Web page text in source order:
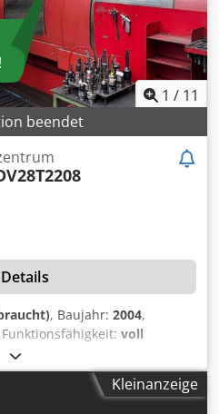
1 / 11
beendet
Details
, Baujahr: 2004,
Funktionsfähigkeit: voll
X-Achse:
, Verfahrweg Z-Achse:800
TNC 426,
Kleinanzeige